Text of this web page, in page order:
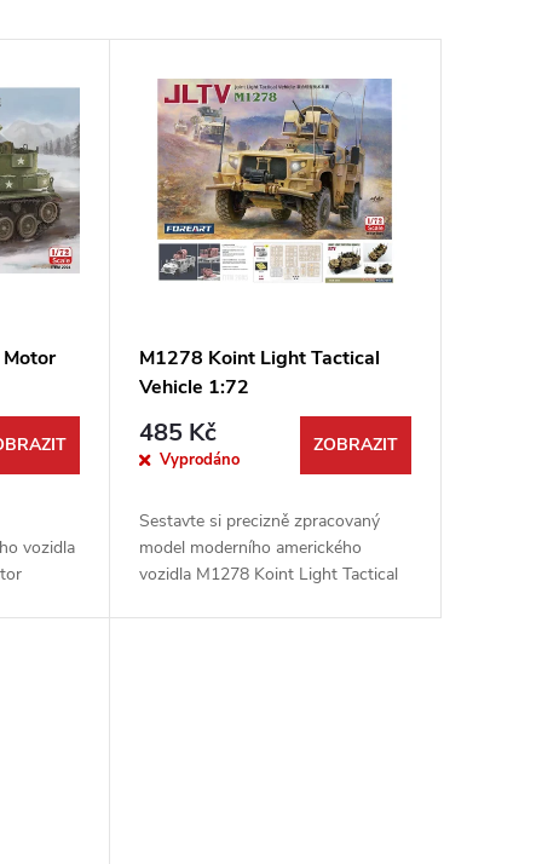
vozidla
M1278 Koint Light Tactical
Vehicle 1:72
485 Kč
Vyprodáno
ZOBRAZIT
Sestavte si precizně zpracovaný
model moderního amerického
vozidla M1278 Koint Light Tactical